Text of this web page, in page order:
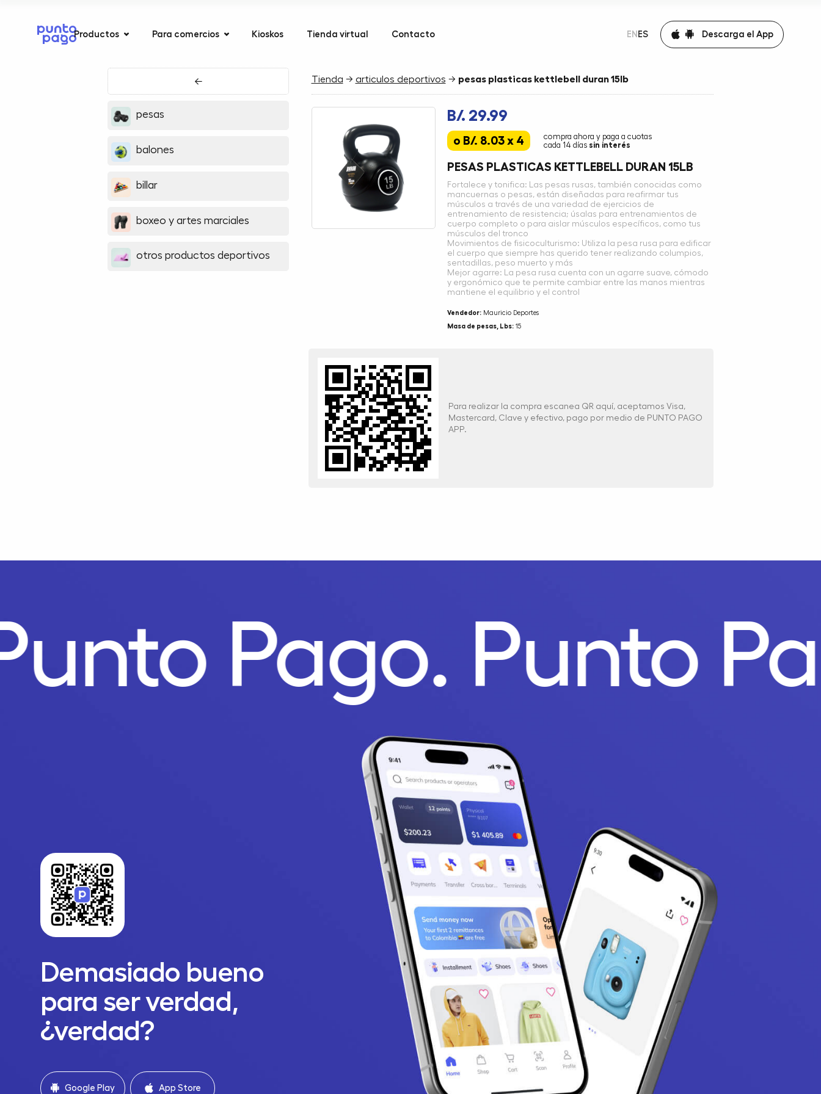
Productos Para comercios Kioskos Tienda virtual Contacto EN ES Descarga el App
←
pesas
balones
billar
boxeo y artes marciales
otros productos deportivos
Tienda → articulos deportivos → pesas plasticas kettlebell duran 15lb
B/. 29.99
o B/. 8.03 x 4
compra ahora y paga a cuotas
cada 14 días sin interés
PESAS PLASTICAS KETTLEBELL DURAN 15LB
Fortalece y tonifica: Las pesas rusas, también conocidas como
mancuernas o pesas, están diseñadas para reafirmar tus
músculos a través de una variedad de ejercicios de
entrenamiento de resistencia; úsalas para entrenamientos de
cuerpo completo o para aislar músculos específicos, como tus
músculos del tronco
Movimientos de fisicoculturismo: Utiliza la pesa rusa para edificar
el cuerpo que siempre has querido tener realizando columpios,
sentadillas, peso muerto y más
Mejor agarre: La pesa rusa cuenta con un agarre suave, cómodo
y ergonómico que te permite cambiar entre las manos mientras
mantiene el equilibrio y el control
Vendedor:Mauricio Deportes
Masa de pesas, Lbs:15
Para realizar la compra escanea QR aquí, aceptamos Visa,
Mastercard, Clave y efectivo, pago por medio de PUNTO PAGO
APP.
Punto Pago. Punto
Demasiado bueno
para ser verdad,
¿verdad?
Google Play App Store